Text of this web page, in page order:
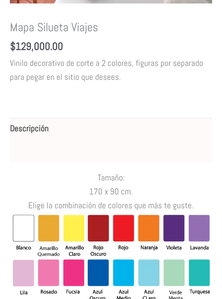
Mapa Silueta Viajes
$129,000.00
Vinilo decorativo de corte a 2 colores, figuras por separado
para pegar en el sitio que desees.
Descripción
Tamaño:
170 x 90 cm.
Elige la combinación de colores que más te guste.